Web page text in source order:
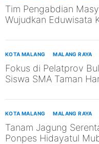
platform strategis bagi
pengetahuan,
mengintegrasikan
Tim Pengabdian
Wujudkan Eduwisata
SDGs ke-13 dan ke-14
KOTA MALANG MALANG RAYA
Fokus di Pelatprov
Siswa SMA Taman
KOTA MALANG MALANG RAYA
Tanam Jagung
Ponpes Hidayatul